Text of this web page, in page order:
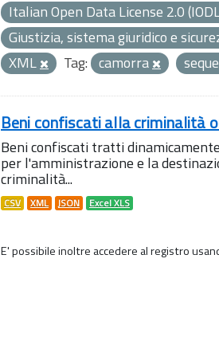
Italian Open Data License 2.0
Giustizia, sistema giuridico e
XML
Tag: camorra
Beni confiscati alla criminalità
Beni confiscati tratti
per l'amministrazione e la
criminalità...
CSV XML JSON Excel XLS
E' possibile inoltre accedere al registro